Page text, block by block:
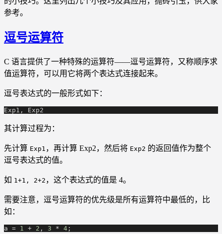
参考。
逗号运算符
C 语言提供了一种特殊的运算符——逗号运算符，又称顺序求
值运算符，可以用它将两个表达式连接起来。
逗号表达式的一般形式如下：
Exp1, Exp2
其计算过程为：
先计算 Exp1 ，再计算 Exp2，然后将 Exp2 的返回值作为整个
逗号表达式的值。
如 1+1, 2+2 ，这个表达式的值是 4。
需要注意，逗号运算符的优先级是所有运算符中最低的，比
如：
a = 1 + 2 , 3 * 4 ;